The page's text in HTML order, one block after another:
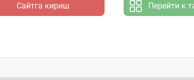
Сайтга кириш Перейти к